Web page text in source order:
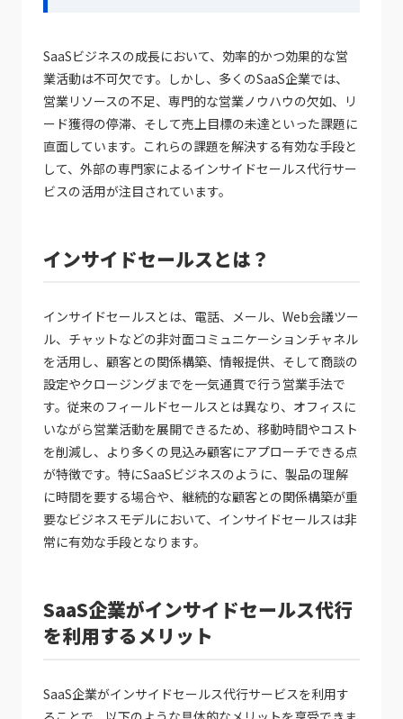
SaaSビジネスの成長において、効率的かつ効果的な営
業活動は不可欠です。しかし、多くのSaaS企業では、
営業リソースの不足、専門的な営業ノウハウの欠如、リ
ード獲得の停滞、そして売上目標の未達といった課題に
直面しています。これらの課題を解決する有効な手段と
して、外部の専門家によるインサイドセールス代行サー
ビスの活用が注目されています。
インサイドセールスとは？
インサイドセールスとは、電話、メール、Web会議ツー
ル、チャットなどの非対面コミュニケーションチャネル
を活用し、顧客との関係構築、情報提供、そして商談の
設定やクロージングまでを一気通貫で行う営業手法で
す。従来のフィールドセールスとは異なり、オフィスに
いながら営業活動を展開できるため、移動時間やコスト
を削減し、より多くの見込み顧客にアプローチできる点
が特徴です。特にSaaSビジネスのように、製品の理解
に時間を要する場合や、継続的な顧客との関係構築が重
要なビジネスモデルにおいて、インサイドセールスは非
常に有効な手段となります。
SaaS企業がインサイドセールス代行
を利用するメリット
SaaS企業がインサイドセールス代行サービスを利用す